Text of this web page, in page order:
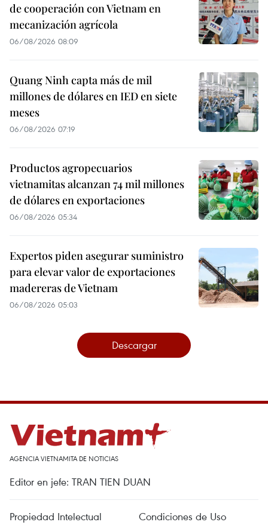
de cooperación con Vietnam en
mecanización agrícola
06/08/2026 08:09
Quang Ninh capta más de mil
millones de dólares en IED en siete
meses
06/08/2026 07:19
Productos agropecuarios
vietnamitas alcanzan 74 mil millones
de dólares en exportaciones
06/08/2026 05:34
Expertos piden asegurar suministro
para elevar valor de exportaciones
madereras de Vietnam
06/08/2026 05:03
Descargar
AGENCIA VIETNAMITA DE NOTICIAS
Editor en jefe: TRAN TIEN DUAN
Propiedad Intelectual Condiciones de Uso